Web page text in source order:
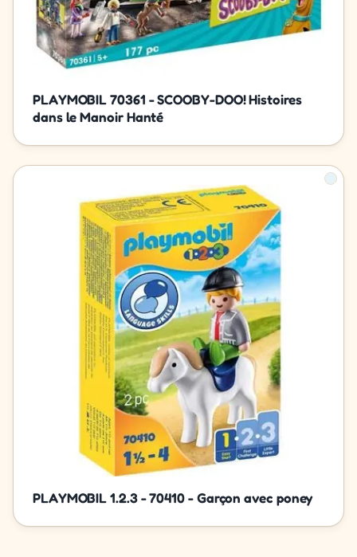
PLAYMOBIL 70361 - SCOOBY-DOO! Histoires
dans le Manoir Hanté
PLAYMOBIL 1.2.3 - 70410 - Garçon avec poney